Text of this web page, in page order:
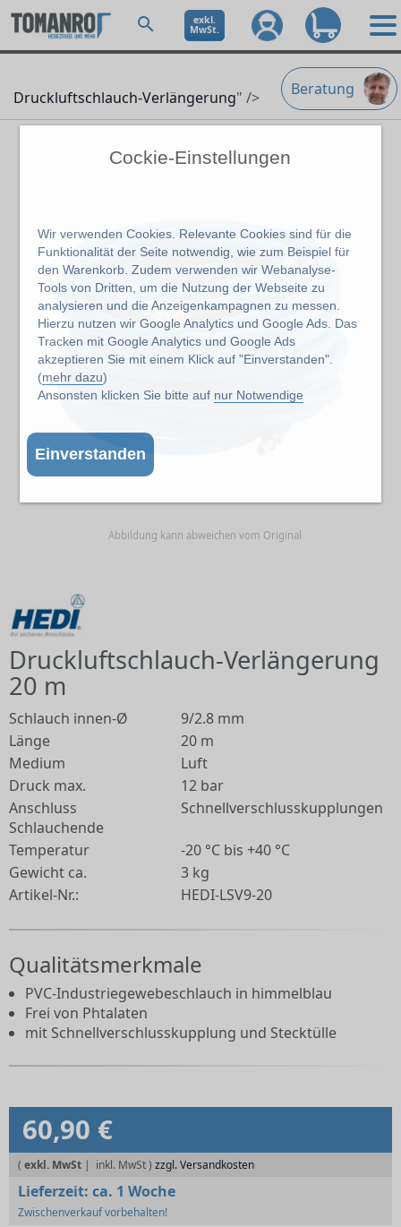
Cockie-Einstellungen
Wir verwenden Cookies. Relevante Cookies sind für die
Funktionalität der Seite notwendig, wie zum Beispiel für
den Warenkorb. Zudem verwenden wir Webanalyse-
Tools von Dritten, um die Nutzung der Webseite zu
analysieren und die Anzeigenkampagnen zu messen.
Hierzu nutzen wir Google Analytics und Google Ads. Das
Tracken mit Google Analytics und Google Ads
akzeptieren Sie mit einem Klick auf "Einverstanden".
(mehr dazu)
Ansonsten klicken Sie bitte auf nur Notwendige
Einverstanden
exkl.
MwSt.
Beratung
Druckluftschlauch-Verlängerung" />
Abbildung kann abweichen vom Original
Druckluftschlauch-Verlängerung
20 m
Schlauch innen-Ø
9/2.8 mm
Länge
20 m
Medium
Luft
Druck max.
12 bar
Anschluss
Schlauchende
Schnellverschlusskupplungen
Temperatur
-20 °C bis +40 °C
Gewicht ca.
3 kg
Artikel-Nr.:
HEDI-LSV9-20
Qualitätsmerkmale
PVC-Industriegewebeschlauch in himmelblau
Frei von Phtalaten
mit Schnellverschlusskupplung und Stecktülle
60,90 €
( exkl. MwSt | zzgl. Versandkosten
Lieferzeit: ca. 1 Woche
Zwischenverkauf vorbehalten!